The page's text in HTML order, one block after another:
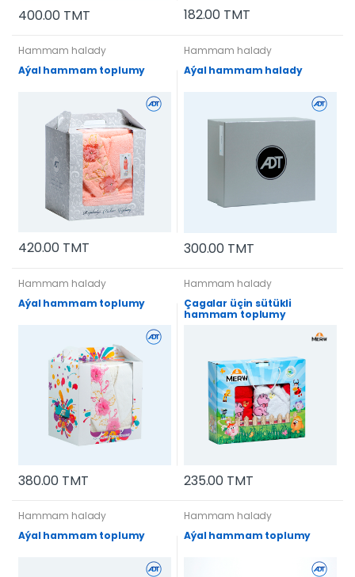
400.00 TMT 182.00 TMT
Hammam halady
Aýal hammam toplumy
420.00 TMT
Hammam halady
Aýal hammam halady
300.00 TMT
Hammam halady
Aýal hammam toplumy
380.00 TMT
Hammam halady
Çagalar üçin sütükli
hammam toplumy
235.00 TMT
Hammam halady
Aýal hammam toplumy
Hammam halady
Aýal hammam toplumy